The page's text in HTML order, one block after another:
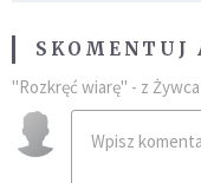
SKOMENTUJ
"Rozkręć wiarę" - z